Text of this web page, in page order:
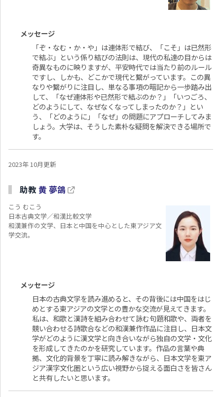
メッセージ
「ぞ・なむ・か・や」は連体形で結び、「こそ」は已然形
で結ぶ」という係り結びの法則は、現代の私達の目からは
奇異なものに映りますが、平安時代では当たり前のルール
ですし、しかも、どこかで現代と繋がっています。この異
なりや繋がりに注目し、単なる事項の暗記から一歩踏み出
して、「なぜ連体形や已然形で結ぶのか？」「いつごろ、
どのようにして、なぜなくなってしまったのか？」とい
う、「どのように」「なぜ」の問題にアプローチしてみま
しょう。大学は、そうした素朴な疑問を解決できる場所で
す。
2023年 10月更新
助教黄 夢鴿
こう むこう
日本古典文学／和漢比較文学
和漢兼作の文学、日本と中国を中心とした東アジア文
学交流。
メッセージ
日本の古典文学を読み進めると、その背後には中国をはじ
めとする東アジアの文学との豊かな交流が見えてきます。
私は、和歌と漢詩を組み合わせて詠む句題和歌や、両者を
競い合わせる詩歌合などの和漢兼作作品に注目し、日本文
学がどのように漢文学と向き合いながら独自の文学・文化
を形成してきたのかを研究しています。作品の言葉や典
拠、文化的背景を丁寧に読み解きながら、日本文学を東ア
ジア漢字文化圏という広い視野から捉える面白さを皆さん
と共有したいと思います。